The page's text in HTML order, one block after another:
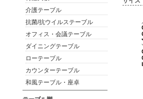
介護テーブル
抗菌/抗ウイルステーブル
オフィス・会議テーブル
ダイニングテーブル
ローテーブル
カウンターテーブル
和風テーブル・座卓